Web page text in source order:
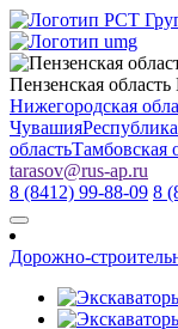
Пензенская область
Нижегородская
Чувашия
областьТамбовская
tarasov@rus-ap.ru
8 (8412) 99-88-09 8
Дорожно-